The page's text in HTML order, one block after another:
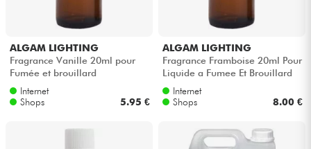
ALGAM LIGHTING
Fragrance Vanille 20ml pour
Fumée et brouillard
Internet
Shops
5.95 €
ALGAM LIGHTING
Fragrance Framboise 20ml Pour
Liquide a Fumee Et Brouillard
Internet
Shops
8.00 €